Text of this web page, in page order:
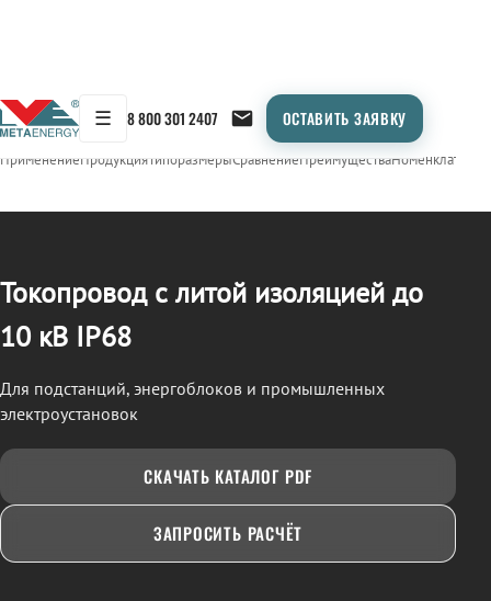
☰ 8 800 301 2407 ОСТАВИТЬ ЗАЯВКУ
← Продукция/ТОКОПРОВОД
ПрименениеПродукцияТипоразмерыСравнениеПреимуществаНоменклатура
Токопровод с литой изоляцией до
10 кВ IP68
Для подстанций, энергоблоков и промышленных
электроустановок
СКАЧАТЬ КАТАЛОГ PDF
ЗАПРОСИТЬ РАСЧЁТ